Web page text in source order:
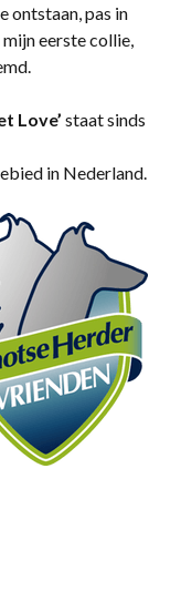
ontstaan, pas in
eerste collie,
Love’ staat sinds
in Nederland.